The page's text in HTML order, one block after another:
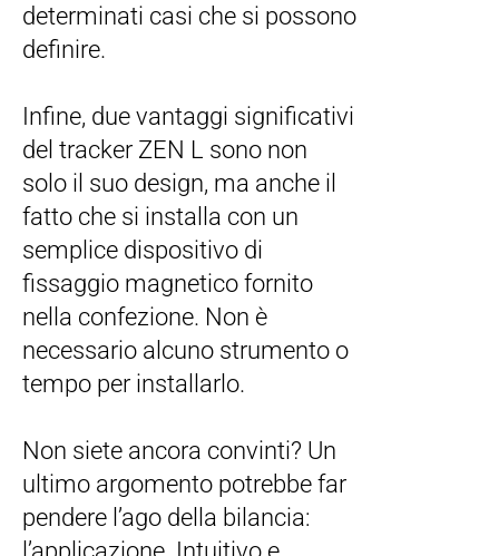
determinati casi che si possono
definire.
Infine, due vantaggi significativi
del tracker ZEN L sono non
solo il suo design, ma anche il
fatto che si installa con un
semplice dispositivo di
fissaggio magnetico fornito
nella confezione. Non è
necessario alcuno strumento o
tempo per installarlo.
Non siete ancora convinti? Un
ultimo argomento potrebbe far
pendere l’ago della bilancia: